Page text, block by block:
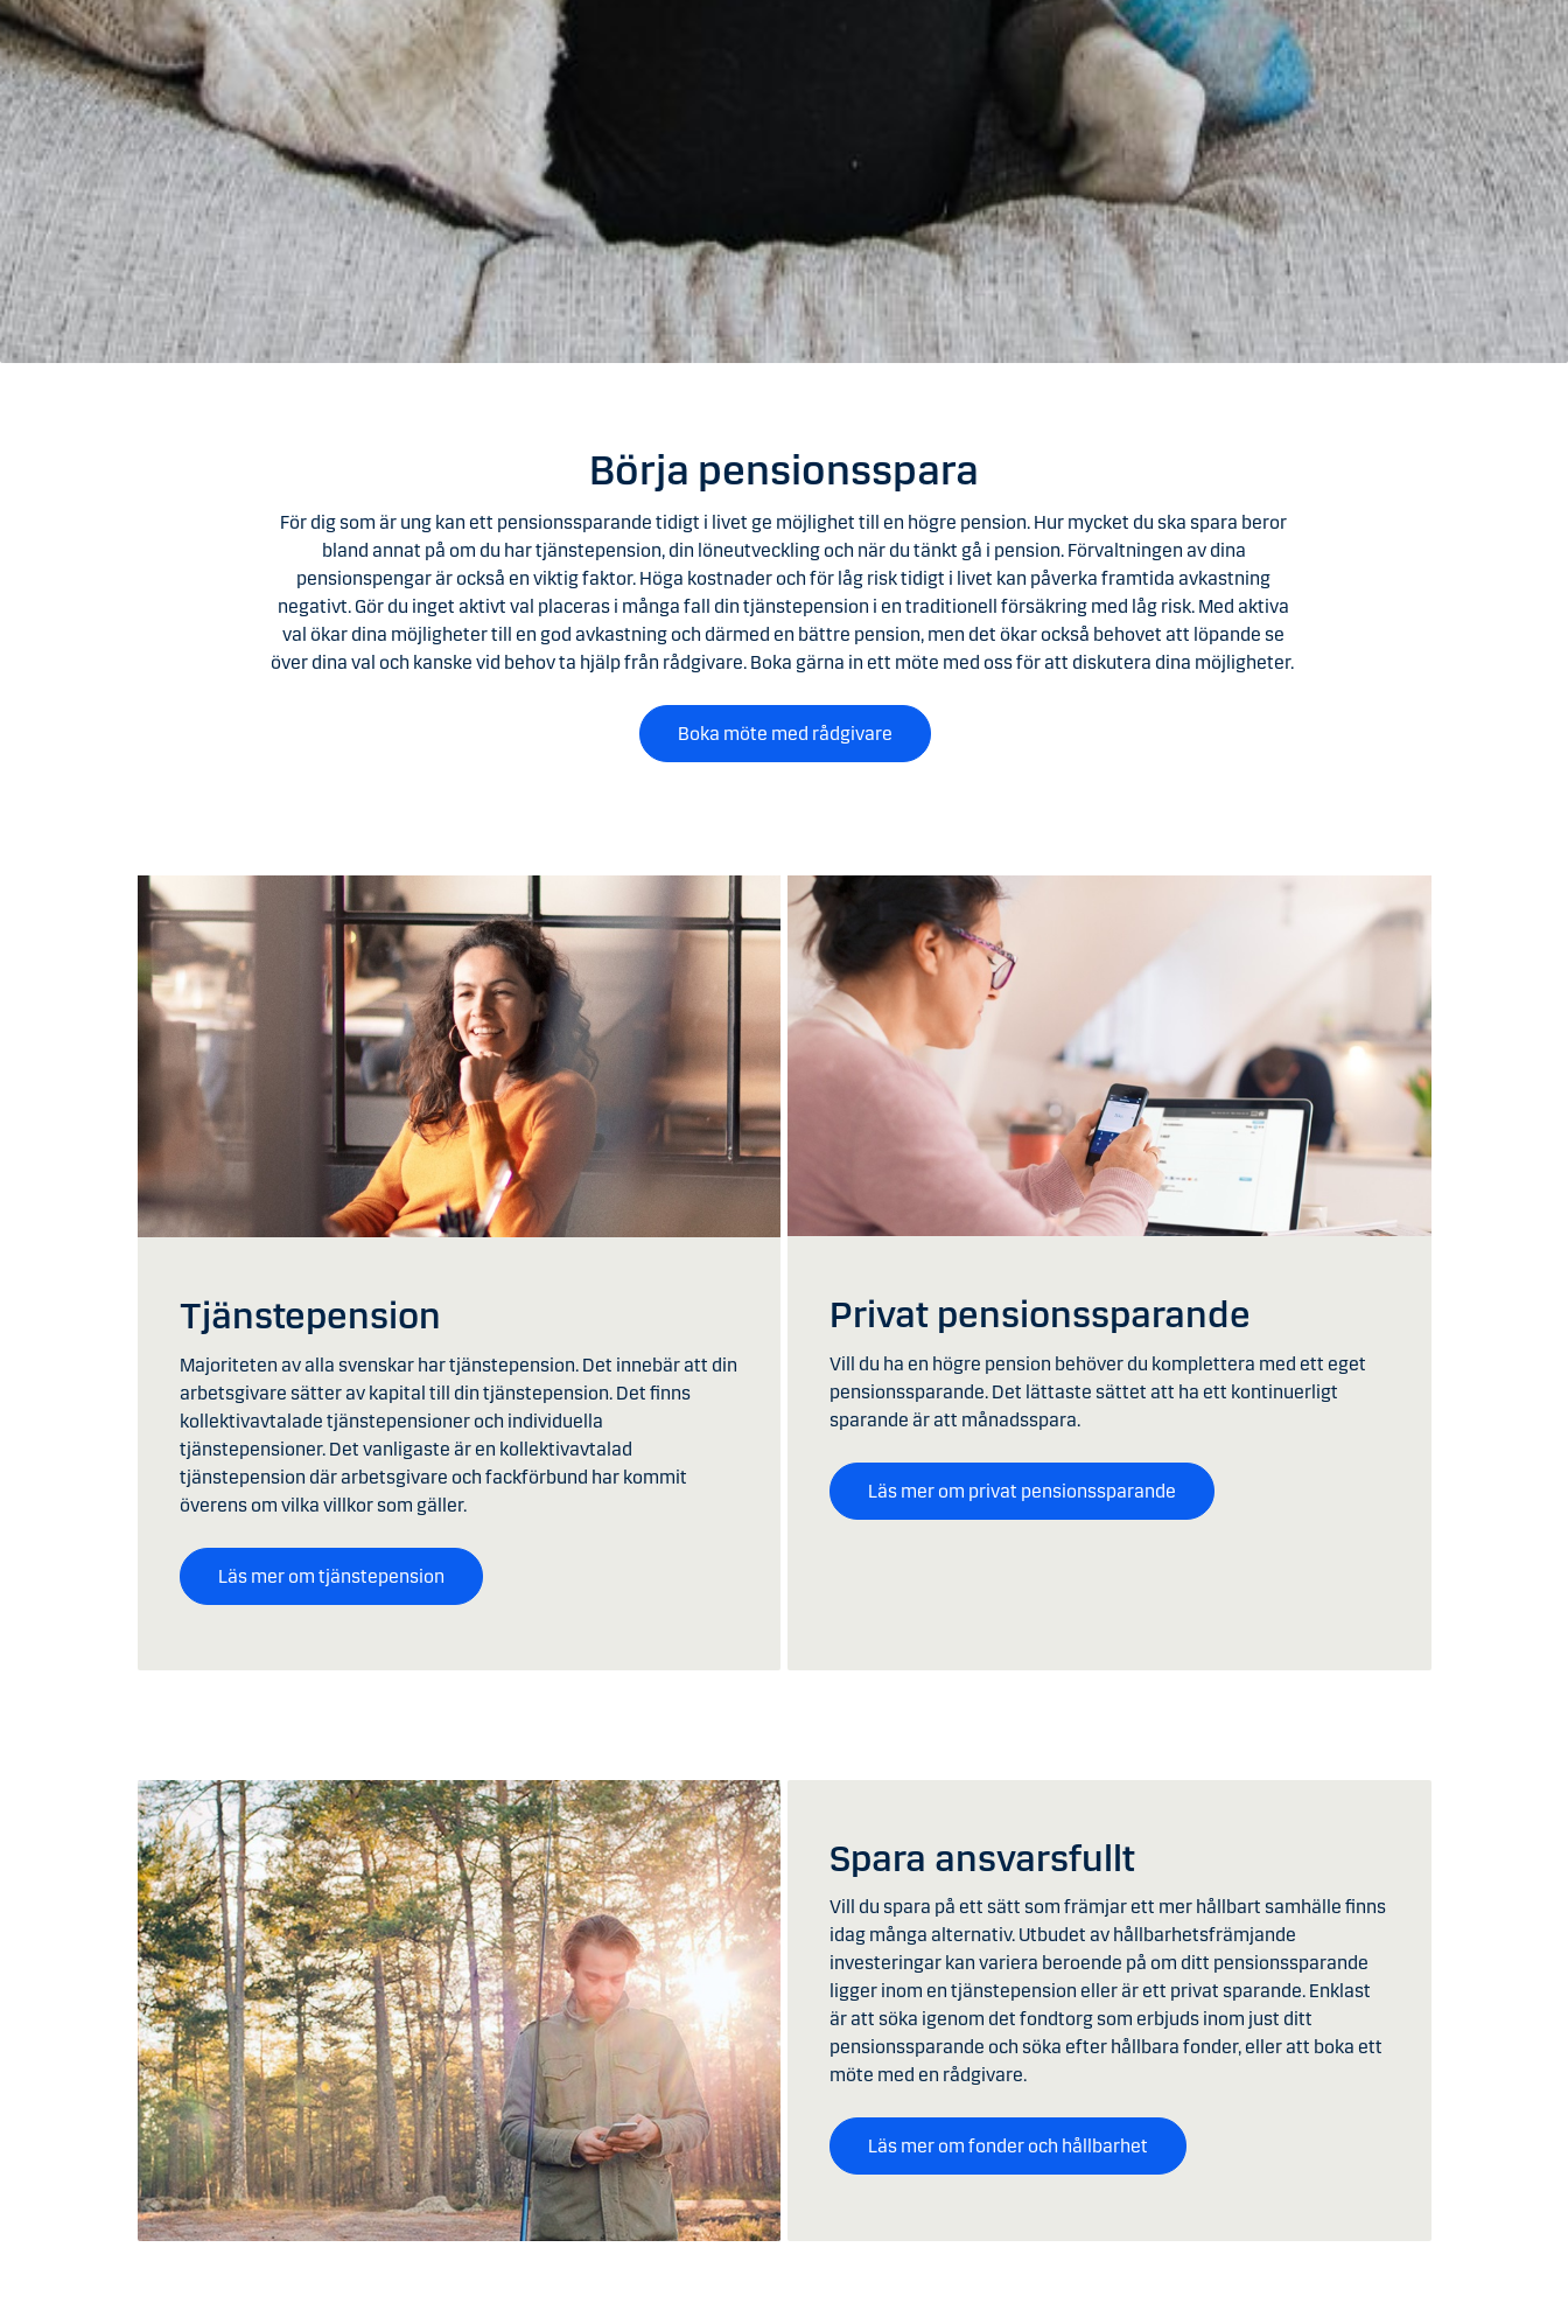
Börja pensionsspara
För dig som är ung kan ett pensionssparande tidigt i livet ge möjlighet till en högre pension. Hur mycket du ska spara beror
bland annat på om du har tjänstepension, din löneutveckling och när du tänkt gå i pension. Förvaltningen av dina
pensionspengar är också en viktig faktor. Höga kostnader och för låg risk tidigt i livet kan påverka framtida avkastning
negativt. Gör du inget aktivt val placeras i många fall din tjänstepension i en traditionell försäkring med låg risk. Med aktiva
val ökar dina möjligheter till en god avkastning och därmed en bättre pension, men det ökar också behovet att löpande se
över dina val och kanske vid behov ta hjälp från rådgivare. Boka gärna in ett möte med oss för att diskutera dina möjligheter.
Boka möte med rådgivare
Tjänstepension
Majoriteten av alla svenskar har tjänstepension. Det innebär att din
arbetsgivare sätter av kapital till din tjänstepension. Det finns
kollektivavtalade tjänstepensioner och individuella
tjänstepensioner. Det vanligaste är en kollektivavtalad
tjänstepension där arbetsgivare och fackförbund har kommit
överens om vilka villkor som gäller.
Läs mer om tjänstepension
Privat pensionssparande
Vill du ha en högre pension behöver du komplettera med ett eget
pensionssparande. Det lättaste sättet att ha ett kontinuerligt
sparande är att månadsspara.
Läs mer om privat pensionssparande
Spara ansvarsfullt
Vill du spara på ett sätt som främjar ett mer hållbart samhälle finns
idag många alternativ. Utbudet av hållbarhetsfrämjande
investeringar kan variera beroende på om ditt pensionssparande
ligger inom en tjänstepension eller är ett privat sparande. Enklast
är att söka igenom det fondtorg som erbjuds inom just ditt
pensionssparande och söka efter hållbara fonder, eller att boka ett
möte med en rådgivare.
Läs mer om fonder och hållbarhet